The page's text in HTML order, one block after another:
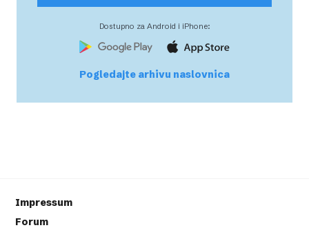
Dostupno za Android i iPhone:
Pogledajte arhivu naslovnica
Impressum
Forum